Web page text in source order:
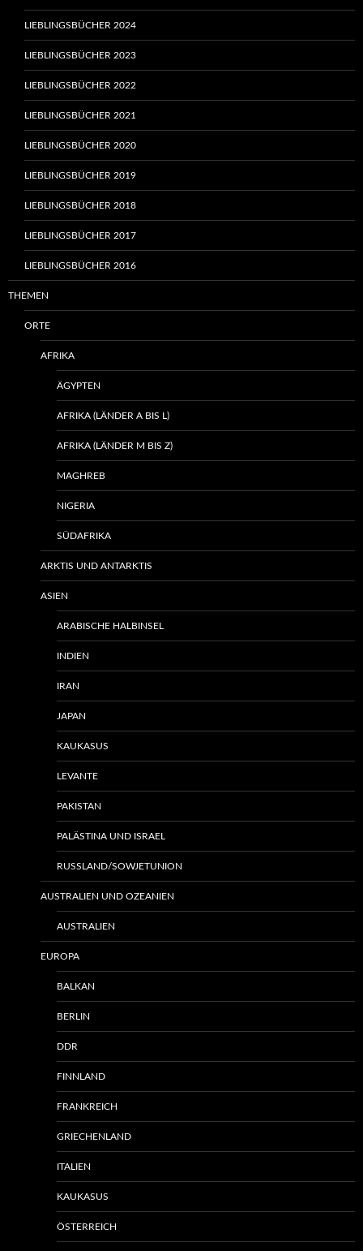
LIEBLINGSBÜCHER 2024
LIEBLINGSBÜCHER 2023
LIEBLINGSBÜCHER 2022
LIEBLINGSBÜCHER 2021
LIEBLINGSBÜCHER 2020
LIEBLINGSBÜCHER 2019
LIEBLINGSBÜCHER 2018
LIEBLINGSBÜCHER 2017
LIEBLINGSBÜCHER 2016
THEMEN
ORTE
AFRIKA
ÄGYPTEN
AFRIKA (LÄNDER A BIS L)
AFRIKA (LÄNDER M BIS Z)
MAGHREB
NIGERIA
SÜDAFRIKA
ARKTIS UND ANTARKTIS
ASIEN
ARABISCHE HALBINSEL
INDIEN
IRAN
JAPAN
KAUKASUS
LEVANTE
PAKISTAN
PALÄSTINA UND ISRAEL
RUSSLAND/SOWJETUNION
AUSTRALIEN UND OZEANIEN
AUSTRALIEN
EUROPA
BALKAN
BERLIN
DDR
FINNLAND
FRANKREICH
GRIECHENLAND
ITALIEN
KAUKASUS
ÖSTERREICH